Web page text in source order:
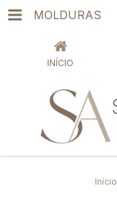
MOLDURAS
INÍCIO
Início